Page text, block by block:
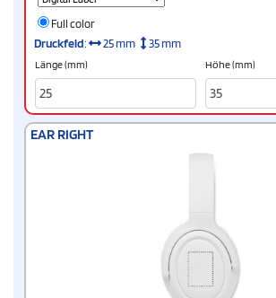
Full color
Druckfeld: 25 mm 35 mm
Länge (mm) Höhe (mm)
EAR RIGHT